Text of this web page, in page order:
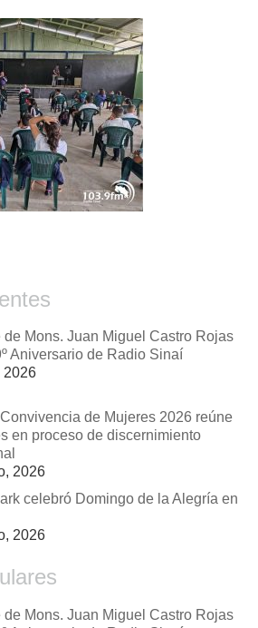
de Mons. Juan Miguel Castro Rojas
Aniversario de Radio Sinaí
2026
de Mujeres 2026 reúne
en proceso de discernimiento
2026
celebró Domingo de la Alegría en
2026
de Mons. Juan Miguel Castro Rojas